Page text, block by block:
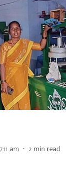
am 2 min read